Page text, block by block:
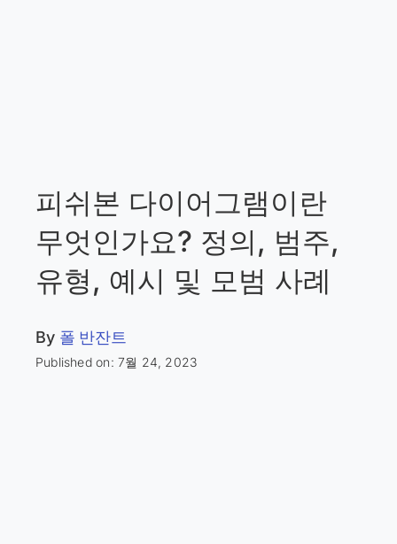
피쉬본 다이어그램이란
무엇인가요? 정의, 범주,
유형, 예시 및 모범 사례
By 폴 반잔트
Published on: 7월 24, 2023